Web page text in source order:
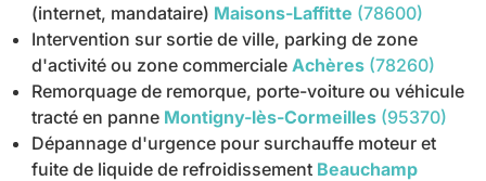
(internet, mandataire) Maisons-Laffitte (78600)
Intervention sur sortie de ville, parking de zone
d'activité ou zone commerciale Achères (78260)
Remorquage de remorque, porte-voiture ou véhicule
tracté en panne Montigny-lès-Cormeilles (95370)
Dépannage d'urgence pour surchauffe moteur et
fuite de liquide de refroidissement Beauchamp